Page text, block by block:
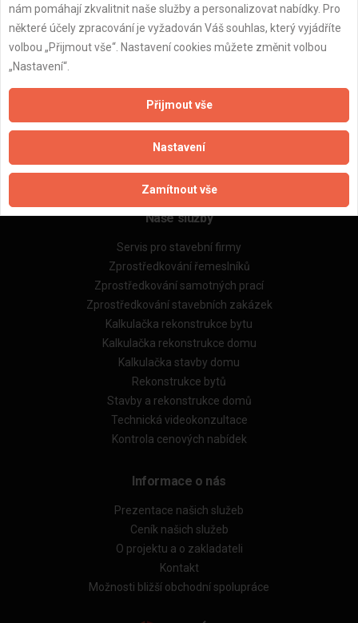
Důležité informace
Zásady pro používání souborů cookie
Naše excelové tabulky online
Naše služby
Servis pro stavební firmy
Zprostředkování řemeslníků
Zprostředkování samotných prací
Zprostředkování stavebních zakázek
Kalkulačka rekonstrukce bytu
Kalkulačka rekonstrukce domu
Kalkulačka stavby domu
Rekonstrukce bytů
Stavby a rekonstrukce domů
Technická videokonzultace
Kontrola cenových nabídek
Informace o nás
Prezentace našich služeb
Ceník našich služeb
O projektu a o zakladateli
Kontakt
Možnosti bližší obchodní spolupráce
nám pomáhají zkvalitnit naše služby a personalizovat nabídky. Pro
některé účely zpracování je vyžadován Váš souhlas, který vyjádříte
volbou „Přijmout vše“. Nastavení cookies můžete změnit volbou
„Nastavení“.
Přijmout vše
Nastavení
Zamítnout vše